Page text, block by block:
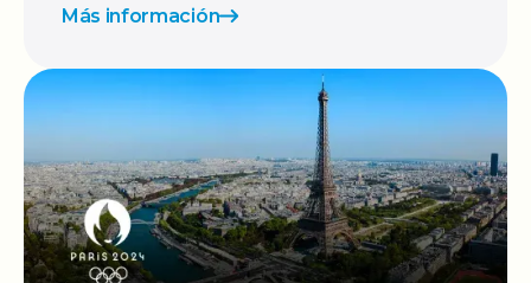
Más información